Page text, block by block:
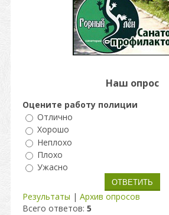
Наш опрос
Оцените работу полиции
Отлично
Хорошо
Неплохо
Плохо
Ужасно
Результаты | Архив опросов
Всего ответов: 5